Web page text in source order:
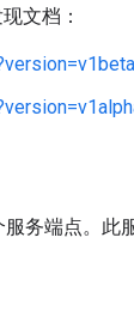
文档：
务端点。此